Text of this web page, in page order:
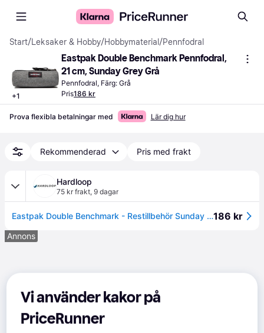
Start/Leksaker & Hobby/Hobbymaterial /Pennfodral
+1
Eastpak Double Benchmark Pennfodral,
21 cm, Sunday Grey Grå
Pennfodral, Färg: Grå
Pris186 kr
Prova flexibla betalningar med Lär dig hur
Rekommenderad Pris med frakt
Hardloop
75 kr frakt, 9 dagar
Eastpak Double Benchmark - Restillbehör Sunday Grey Unik storlek186 kr
Annons
Vi använder kakor på
PriceRunner